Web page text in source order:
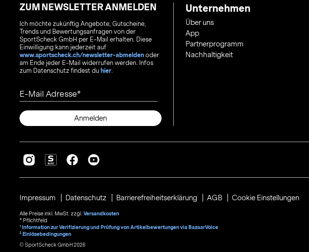
ZUM NEWSLETTER ANMELDEN
Ich möchte zukünftig Angebote, Gutscheine,
Trends und Bewertungsanfragen von der
SportScheck GmbH per E-Mail erhalten. Diese
Einwilligung kann jederzeit auf
www.sportscheck.ch/newsletter-abmelden oder
am Ende jeder E-Mail widerrufen werden. Infos
zum Datenschutz findest du hier.
E-Mail Adresse
Anmelden
Unternehmen
Über uns
App
Partnerprogramm
Nachhaltigkeit
Impressum Datenschutz Barrierefreiheitserklärung AGB Cookie Einstellungen
Alle Preise inkl. MwSt. zzgl. Versandkosten
* Pflichtfeld
1 Information zur Verifizierung und Prüfung von Artikelbewertungen via BazaarVoice
² Einlösebedingungen
© SportScheck GmbH 2026